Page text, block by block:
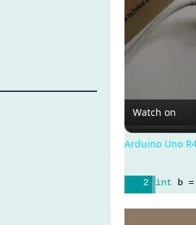
Watch on
Arduino Uno
int b